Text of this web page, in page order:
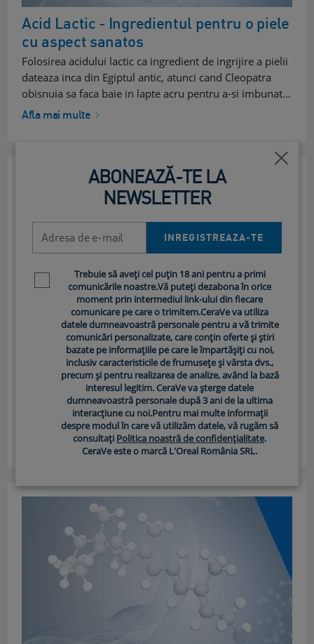
Acid Lactic - Ingredientul pentru o piele
cu aspect sanatos
Folosirea acidului lactic ca ingredient de ingrijire a pielii
dateaza inca din Egiptul antic, atunci cand Cleopatra
obisnuia sa faca baie in lapte acru pentru a-si imbunat…
Afla mai multe
NIACINAMIDA SI BENEFICIILE EI
PENTRU PIELE
(sau nicotinamida) este o forma a
vitaminei B3, solubila in apa si esentiala pentru
mentinerea unui aspect al pielii sanatos si radiant. Ace…
Afla mai multe
ABONEAZĂ-TE LA
NEWSLETTER
INREGISTREAZA-TE
Newsletter policy
Trebuie să aveți cel puțin 18 ani pentru a primi
comunicările noastre.Vă puteți dezabona în orice
moment prin intermediul link-ului din fiecare
comunicare pe care o trimitem.CeraVe va utiliza
datele dumneavoastră personale pentru a vă trimite
comunicări personalizate, care conțin oferte și știri
bazate pe informațiile pe care le împartășiți cu noi,
inclusiv caracteristicile de frumusețe și vârsta dvs.,
precum și pentru realizarea de analize, având la bază
interesul legitim. CeraVe va șterge datele
dumneavoastră personale după 3 ani de la ultima
interacțiune cu noi.Pentru mai multe informații
despre modul în care vă utilizăm datele, vă rugăm să
consultați Politica noastră de confidențialitate.
CeraVe este o marcă L'Oreal România SRL.